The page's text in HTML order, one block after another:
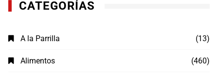
CATEGORÍAS
A la Parrilla (13)
Alimentos (460)